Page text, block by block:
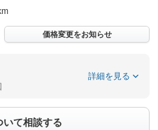
価格変更をお知らせ
詳細を見る
いて相談する